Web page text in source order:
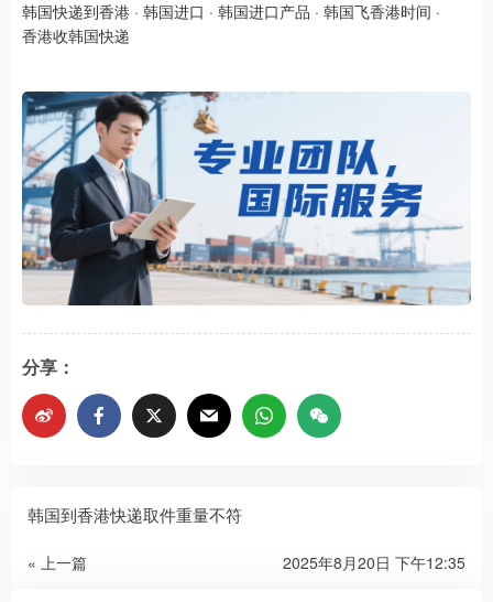
韩国快递到香港 · 韩国进口 · 韩国进口产品 · 韩国飞香港时间 ·
香港收韩国快递
分享：
韩国到香港快递取件重量不符
« 上一篇 2025年8月20日 下午12:35